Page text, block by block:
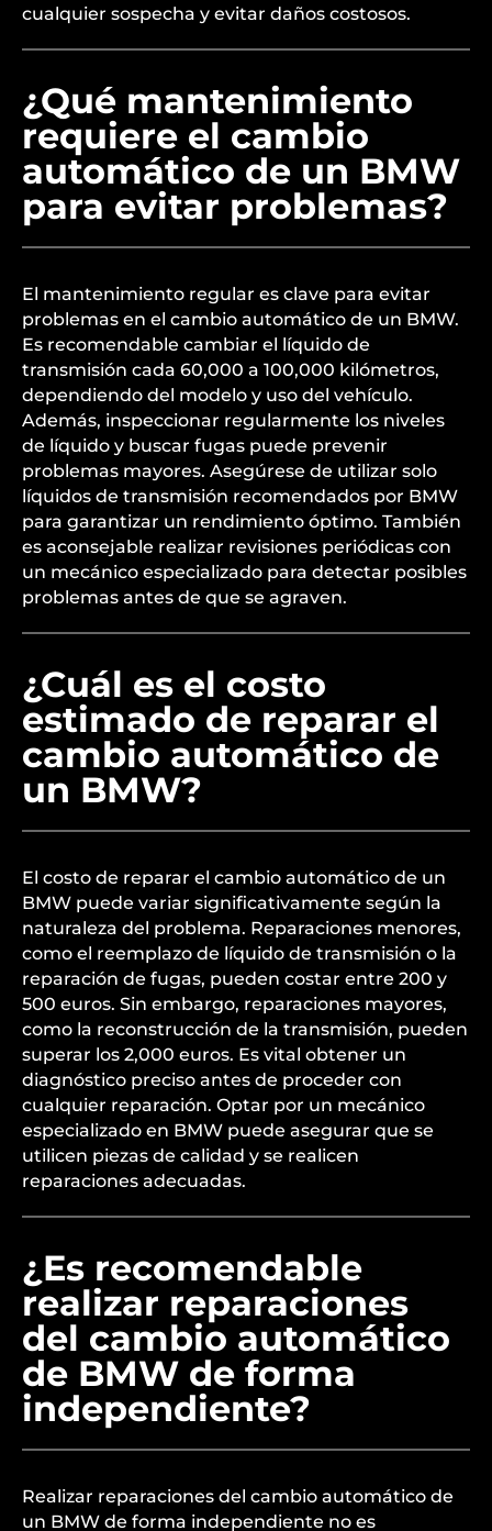
cualquier sospecha y evitar daños costosos.
¿Qué mantenimiento
requiere el cambio
automático de un BMW
para evitar problemas?
El mantenimiento regular es clave para evitar
problemas en el cambio automático de un BMW.
Es recomendable cambiar el líquido de
transmisión cada 60,000 a 100,000 kilómetros,
dependiendo del modelo y uso del vehículo.
Además, inspeccionar regularmente los niveles
de líquido y buscar fugas puede prevenir
problemas mayores. Asegúrese de utilizar solo
líquidos de transmisión recomendados por BMW
para garantizar un rendimiento óptimo. También
es aconsejable realizar revisiones periódicas con
un mecánico especializado para detectar posibles
problemas antes de que se agraven.
¿Cuál es el costo
estimado de reparar el
cambio automático de
un BMW?
El costo de reparar el cambio automático de un
BMW puede variar significativamente según la
naturaleza del problema. Reparaciones menores,
como el reemplazo de líquido de transmisión o la
reparación de fugas, pueden costar entre 200 y
500 euros. Sin embargo, reparaciones mayores,
como la reconstrucción de la transmisión, pueden
superar los 2,000 euros. Es vital obtener un
diagnóstico preciso antes de proceder con
cualquier reparación. Optar por un mecánico
especializado en BMW puede asegurar que se
utilicen piezas de calidad y se realicen
reparaciones adecuadas.
¿Es recomendable
realizar reparaciones
del cambio automático
de BMW de forma
independiente?
Realizar reparaciones del cambio automático de
un BMW de forma independiente no es